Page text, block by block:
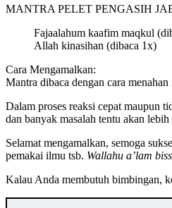
MANTRA PELET PENGASIH
Fajaalahum kaafim maqkul
Allah kinasihan (dibaca 1x)
Cara Mengamalkan:
Mantra dibaca dengan cara
Dalam proses reaksi cepat maupun
dan banyak masalah tentu akan
Selamat mengamalkan, semoga
pemakai ilmu tsb. Wallahu a’lam
Kalau Anda membutuh bimbingan,